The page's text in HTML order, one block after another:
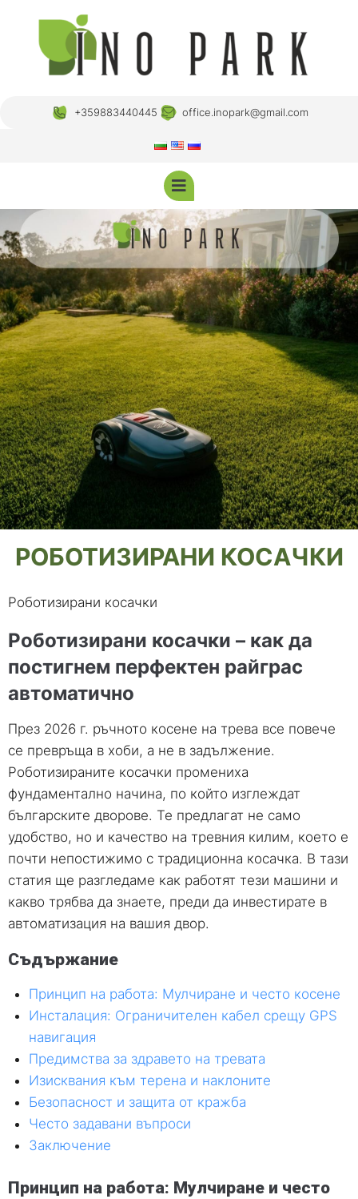
+359883440445 office.inopark@gmail.com
РОБОТИЗИРАНИ КОСАЧКИ
Роботизирани косачки
Роботизирани косачки – как да
постигнем перфектен райграс
автоматично
През 2026 г. ръчното косене на трева все повече
се превръща в хоби, а не в задължение.
Роботизираните косачки промениха
фундаментално начина, по който изглеждат
българските дворове. Те предлагат не само
удобство, но и качество на тревния килим, което е
почти непостижимо с традиционна косачка. В тази
статия ще разгледаме как работят тези машини и
какво трябва да знаете, преди да инвестирате в
автоматизация на вашия двор.
Съдържание
Принцип на работа: Мулчиране и често косене
Инсталация: Ограничителен кабел срещу GPS
навигация
Предимства за здравето на тревата
Изисквания към терена и наклоните
Безопасност и защита от кражба
Често задавани въпроси
Заключение
Принцип на работа: Мулчиране и често